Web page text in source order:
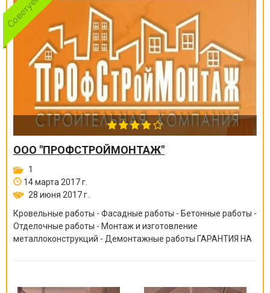
ООО "ПРОФСТРОЙМОНТАЖ"
1
14 марта 2017 г.
28 июня 2017 г.
Кровельные работы - Фасадные работы - Бетонные работы -
Отделочные работы - Монтаж и изготовление
металлоконструкций - Демонтажные работы ГАРАНТИЯ НА